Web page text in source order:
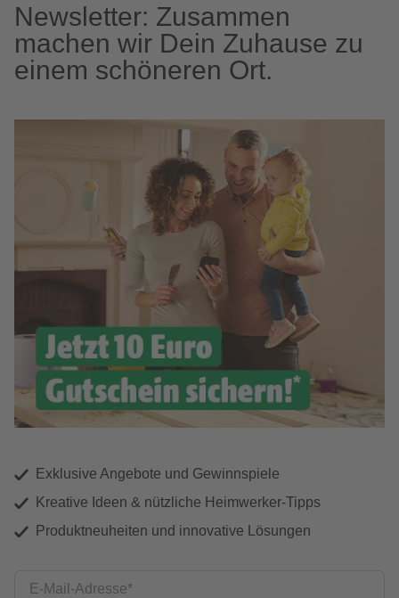
Newsletter: Zusammen
machen wir Dein Zuhause zu
einem schöneren Ort.
Exklusive Angebote und Gewinnspiele
Kreative Ideen & nützliche Heimwerker-Tipps
Produktneuheiten und innovative Lösungen
E-Mail-Adresse